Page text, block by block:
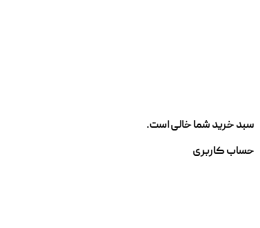
سبد خرید شما خالی است.
حساب کاربری